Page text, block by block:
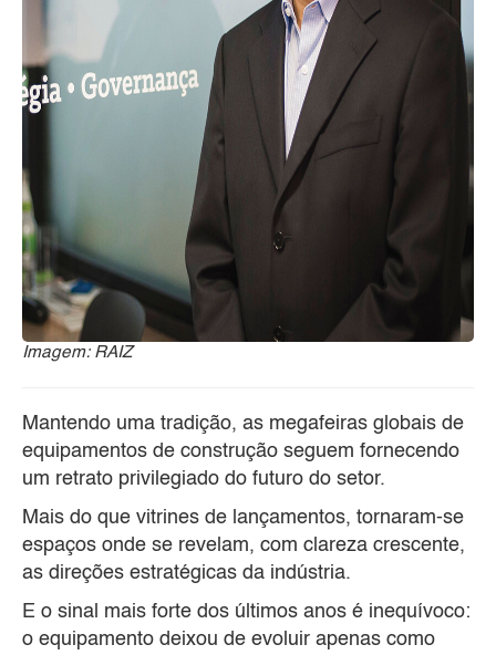
Imagem: RAIZ
Mantendo uma tradição, as megafeiras globais de
equipamentos de construção seguem fornecendo
um retrato privilegiado do futuro do setor.
Mais do que vitrines de lançamentos, tornaram-se
espaços onde se revelam, com clareza crescente,
as direções estratégicas da indústria.
E o sinal mais forte dos últimos anos é inequívoco:
o equipamento deixou de evoluir apenas como